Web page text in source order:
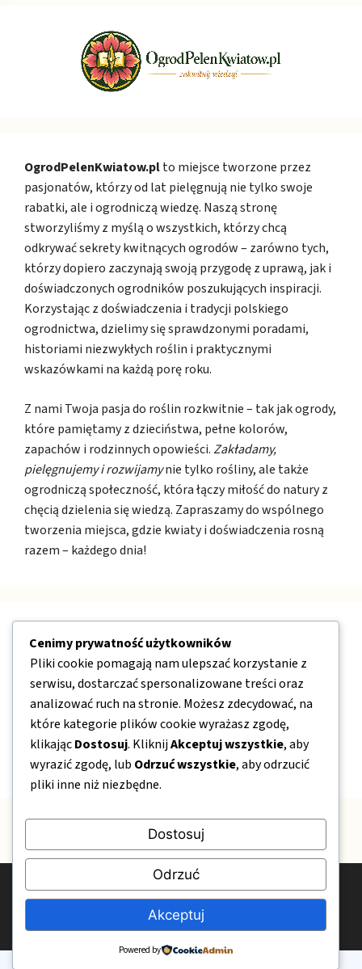
OgrodPelenKwiatow.plto miejsce tworzone przez
pasjonatów, którzy od lat pielęgnują nie tylko swoje
rabatki, ale i ogrodniczą wiedzę. Naszą stronę
stworzyliśmy z myślą o wszystkich, którzy chcą
odkrywać sekrety kwitnących ogrodów – zarówno tych,
którzy dopiero zaczynają swoją przygodę z uprawą, jak i
doświadczonych ogrodników poszukujących inspiracji.
Korzystając z doświadczenia i tradycji polskiego
ogrodnictwa, dzielimy się sprawdzonymi poradami,
historiami niezwykłych roślin i praktycznymi
wskazówkami na każdą porę roku.
Z nami Twoja pasja do roślin rozkwitnie – tak jak ogrody,
które pamiętamy z dzieciństwa, pełne kolorów,
zapachów i rodzinnych opowieści.Zakładamy,
pielęgnujemy i rozwijamynie tylko rośliny, ale także
ogrodniczą społeczność, która łączy miłość do natury z
chęcią dzielenia się wiedzą. Zapraszamy do wspólnego
tworzenia miejsca, gdzie kwiaty i doświadczenia rosną
razem – każdego dnia!
Nawigacja
O nas
Kontakt
Mapa strony
Polityka prywatności
© 2026 OgrodPelenKwiatow.pl
Polityka prywatnościKontakt
Cenimy prywatność użytkowników
Pliki cookie pomagają nam ulepszać korzystanie z
serwisu, dostarczać spersonalizowane treści oraz
analizować ruch na stronie. Możesz zdecydować, na
które kategorie plików cookie wyrażasz zgodę,
klikającDostosuj. KliknijAkceptuj wszystkie, aby
wyrazić zgodę, lub Odrzuć wszystkie, aby odrzucić
pliki inne niż niezbędne.
Dostosuj
Odrzuć
Akceptuj
Powered by